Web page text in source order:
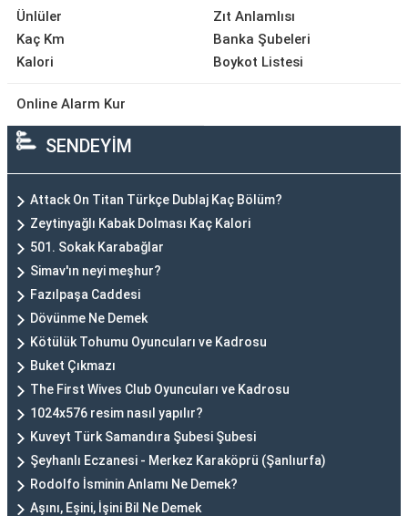
Ünlüler
Kaç Km
Kalori
Zıt Anlamlısı
Banka Şubeleri
Boykot Listesi
Online Alarm Kur
SENDEYİM
Attack On Titan Türkçe Dublaj Kaç Bölüm?
Zeytinyağlı Kabak Dolması Kaç Kalori
501. Sokak Karabağlar
Simav'ın neyi meşhur?
Fazılpaşa Caddesi
Dövünme Ne Demek
Kötülük Tohumu Oyuncuları ve Kadrosu
Buket Çıkmazı
The First Wives Club Oyuncuları ve Kadrosu
1024x576 resim nasıl yapılır?
Kuveyt Türk Samandıra Şubesi Şubesi
Şeyhanlı Eczanesi - Merkez Karaköprü (Şanlıurfa)
Rodolfo İsminin Anlamı Ne Demek?
Aşını, Eşini, İşini Bil Ne Demek